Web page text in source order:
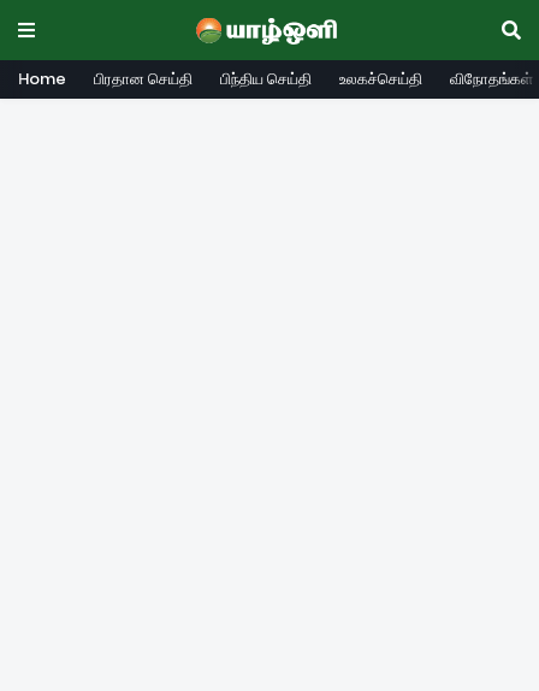
Home பிரதான செய்தி பிந்திய செய்தி உலகச்செய்தி விநோதங்கள்